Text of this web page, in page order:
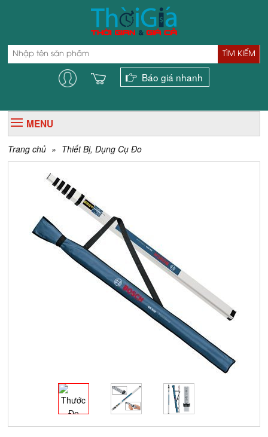
TÌM KIẾM
Báo giá nhanh
MENU
Trang chủ » Thiết Bị, Dụng Cụ Đo